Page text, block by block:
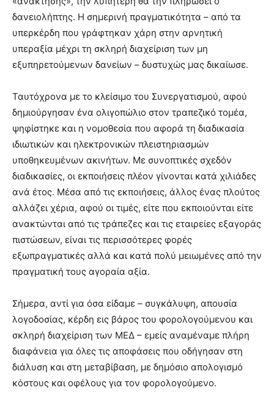
δανειολήπτης. Η σημερινή πραγματικότητα – από τα
υπερκέρδη που γράφτηκαν χάρη στην αρνητική
υπεραξία μέχρι τη σκληρή διαχείριση των μη
εξυπηρετούμενων δανείων – δυστυχώς μας δικαίωσε.
Ταυτόχρονα με το κλείσιμο του Συνεργατισμού, αφού
δημιούργησαν ένα ολιγοπώλιο στον τραπεζικό τομέα,
ψηφίστηκε και η νομοθεσία που αφορά τη διαδικασία
ιδιωτικών και ηλεκτρονικών πλειστηριασμών
υποθηκευμένων ακινήτων. Με συνοπτικές σχεδόν
διαδικασίες, οι εκποιήσεις πλέον γίνονται κατά χιλιάδες
ανά έτος. Μέσα από τις εκποιήσεις, άλλος ένας πλούτος
αλλάζει χέρια, αφού οι τιμές, είτε που εκποιούνται είτε
ανακτώνται από τις τράπεζες και τις εταιρείες εξαγοράς
πιστώσεων, είναι τις περισσότερες φορές
εξωπραγματικές αλλά και κατά πολύ μειωμένες από την
πραγματική τους αγοραία αξία.
Σήμερα, αντί για όσα είδαμε – συγκάλυψη, απουσία
λογοδοσίας, κέρδη εις βάρος του φορολογούμενου και
σκληρή διαχείριση των ΜΕΔ – εμείς αναμέναμε πλήρη
διαφάνεια για όλες τις αποφάσεις που οδήγησαν στη
διάλυση και στη μεταβίβαση, με δημόσιο απολογισμό
κόστους και οφέλους για τον φορολογούμενο.